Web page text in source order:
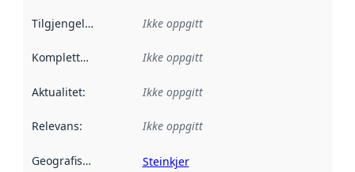
Tilgjengelighet Ikke oppgitt
Kompletthet Ikke oppgitt
Aktualitet: Ikke oppgitt
Relevans: Ikke oppgitt
Geografisk avgrensning :
Steinkjer